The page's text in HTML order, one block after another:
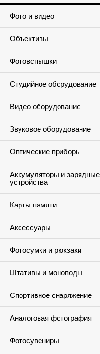
Фото и видео
Объективы
Фотовспышки
Студийное оборудование
Видео оборудование
Звуковое оборудование
Оптические приборы
Аккумуляторы и зарядные
устройства
Карты памяти
Аксессуары
Фотосумки и рюкзаки
Штативы и моноподы
Спортивное снаряжение
Аналоговая фотография
Фотосувениры